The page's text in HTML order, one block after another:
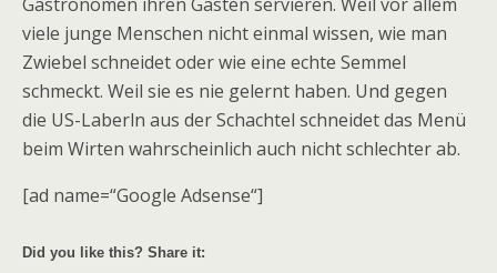
viele junge Menschen nicht einmal wissen, wie man
Zwiebel schneidet oder wie eine echte Semmel
schmeckt. Weil sie es nie gelernt haben. Und gegen
die US-Laberln aus der Schachtel schneidet das Menü
beim Wirten wahrscheinlich auch nicht schlechter ab.
[ad name=“Google Adsense“]
Did you like this? Share it: